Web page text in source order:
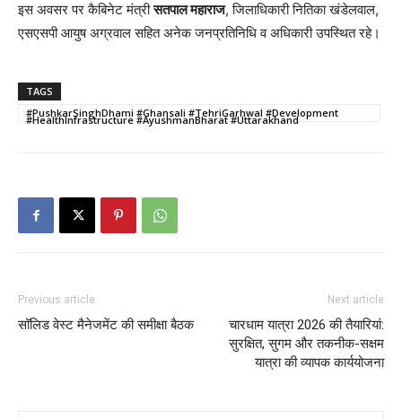
इस अवसर पर कैबिनेट मंत्रीसतपाल महाराज, जिलाधिकारी नितिका खंडेलवाल,
एसएसपी आयुष अग्रवाल सहित अनेक जनप्रतिनिधि व अधिकारी उपस्थित रहे।
TAGS
#PushkarSinghDhami #Ghansali #TehriGarhwal #Development
#HealthInfrastructure #AyushmanBharat #Uttarakhand
Previous article
सॉलिड वेस्ट मैनेजमेंट की समीक्षा बैठक
Next article
चारधाम यात्रा 2026 की तैयारियां:
सुरक्षित, सुगम और तकनीक-सक्षम
यात्रा की व्यापक कार्ययोजना